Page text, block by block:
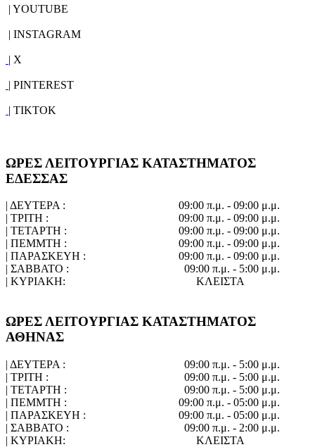
| YOUTUBE
| INSTAGRAM
| X
| PINTEREST
| TIKTOK
ΩΡΕΣ ΛΕΙΤΟΥΡΓΙΑΣ ΚΑΤΑΣΤΗΜΑΤΟΣ
ΕΔΕΣΣΑΣ
| ΔΕΥΤΕΡΑ :
09:00 π.μ. - 09:00 μ.μ.
| ΤΡΙΤΗ :
09:00 π.μ. - 09:00 μ.μ.
| ΤΕΤΑΡΤΗ :
09:00 π.μ. - 09:00 μ.μ.
| ΠΕΜΜΤΗ :
09:00 π.μ. - 09:00 μ.μ.
| ΠΑΡΑΣΚΕΥΗ :
09:00 π.μ. - 09:00 μ.μ.
| ΣΑΒΒΑΤΟ :
09:00 π.μ. - 5:00 μ.μ.
| ΚΥΡΙΑΚΗ:
ΚΛΕΙΣΤΑ
ΩΡΕΣ ΛΕΙΤΟΥΡΓΙΑΣ ΚΑΤΑΣΤΗΜΑΤΟΣ
ΑΘΗΝΑΣ
| ΔΕΥΤΕΡΑ :
09:00 π.μ. - 5:00 μ.μ.
| ΤΡΙΤΗ :
09:00 π.μ. - 5:00 μ.μ.
| ΤΕΤΑΡΤΗ :
09:00 π.μ. - 5:00 μ.μ.
| ΠΕΜΜΤΗ :
09:00 π.μ. - 05:00 μ.μ.
| ΠΑΡΑΣΚΕΥΗ :
09:00 π.μ. - 05:00 μ.μ.
| ΣΑΒΒΑΤΟ :
09:00 π.μ. - 2:00 μ.μ.
| ΚΥΡΙΑΚΗ:
ΚΛΕΙΣΤΑ